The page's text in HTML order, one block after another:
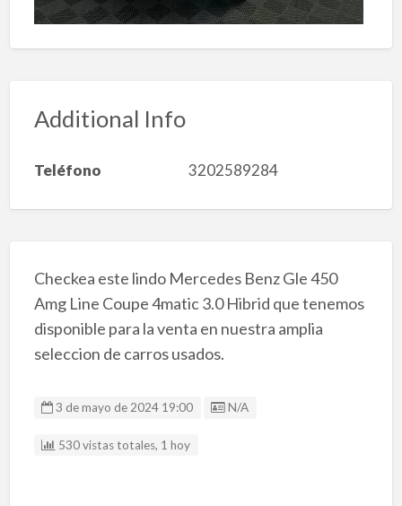
Additional Info
Teléfono 3202589284
Checkea este lindo Mercedes Benz Gle 450
Amg Line Coupe 4matic 3.0 Hibrid que tenemos
disponible para la venta en nuestra amplia
seleccion de carros usados.
3 de mayo de 2024 19:00 Listing ID
N/A
530 vistas totales, 1 hoy